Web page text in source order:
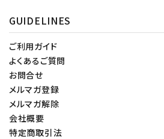
GUIDELINES
ご利用ガイド
よくあるご質問
お問合せ
メルマガ登録
メルマガ解除
会社概要
特定商取引法